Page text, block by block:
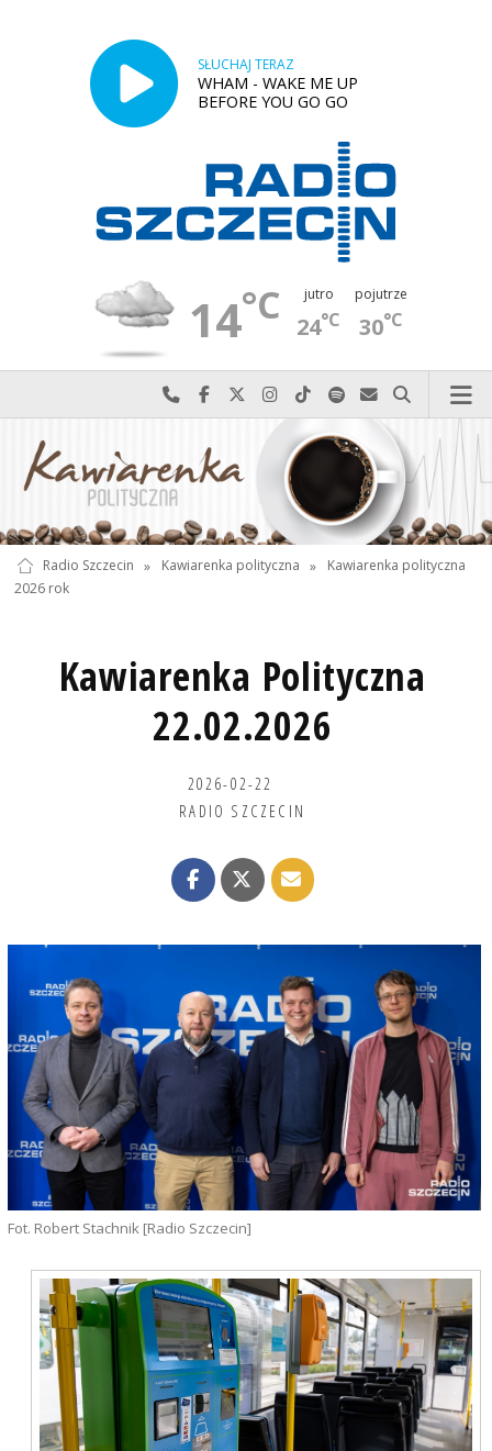
SŁUCHAJ TERAZ
WHAM - WAKE ME UP
BEFORE YOU GO GO
14°C jutro
24°C
pojutrze
30°C
Najlepiej po prostu do nas zadzwoń
Odwiedź nas na Facebook-u
Odwiedź nas na X
Odwiedź nas na Instagram-ie
Odwiedź nas na TikTok-u
Szukaj nas na Spotify
Wyślij do nas
Szukaj
Radio Szczecin » Kawiarenka polityczna »
Kawiarenka polityczna
2026 rok
Kawiarenka Polityczna
22.02.2026
2026-02-22
RADIO SZCZECIN
Fot. Robert Stachnik [Radio Szczecin]